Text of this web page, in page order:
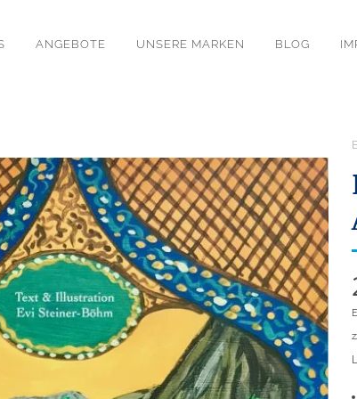
ANGEBOTE UNSERE MARKEN BLOG